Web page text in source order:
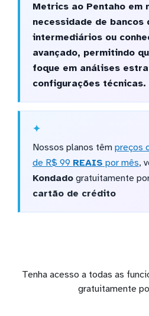
Metrics ao Pentaho em
necessidade de bancos
intermediários ou
avançado, permitindo
foque em análises
configurações técnicas.
Nossos planos têm preços
de R$ 99 REAIS por mês,
Kondadogratuitamente
cartão de crédito
Tenha acesso a todas as
gratuitamente